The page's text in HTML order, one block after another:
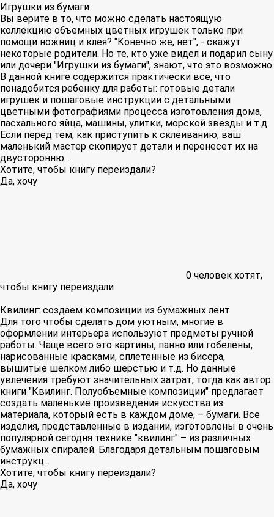
Игрушки из бумаги
Вы верите в то, что можно сделать настоящую
коллекцию объемных цветных игрушек только при
помощи ножниц и клея? "Конечно же, нет", - скажут
некоторые родители. Но те, кто уже видел и подарил сыну
или дочери "Игрушки из бумаги", знают, что это возможно.
В данной книге содержится практически все, что
понадобится ребенку для работы: готовые детали
игрушек и пошаговые инструкции с детальными
цветными фотографиями процесса изготовления дома,
пасхального яйца, машины, улитки, морской звезды и т.д.
Если перед тем, как приступить к склеиванию, ваш
маленький мастер скопирует детали и перенесет их на
двусторонню...
Хотите, чтобы книгу переиздали?
Да, хочу
0 человек хотят,
чтобы книгу переиздали
Квилинг: создаем композиции из бумажных лент
Для того чтобы сделать дом уютным, многие в
оформлении интерьера используют предметы ручной
работы. Чаще всего это картины, панно или гобелены,
нарисованные красками, сплетенные из бисера,
вышитые шелком либо шерстью и т.д. Но данные
увлечения требуют значительных затрат, тогда как автор
книги "Квилинг. Полуобъемные композиции" предлагает
создать маленькие произведения искусства из
материала, который есть в каждом доме, – бумаги. Все
изделия, представленные в издании, изготовлены в очень
популярной сегодня технике "квилинг" – из различных
бумажных спиралей. Благодаря детальным пошаговым
инструкц...
Хотите, чтобы книгу переиздали?
Да, хочу